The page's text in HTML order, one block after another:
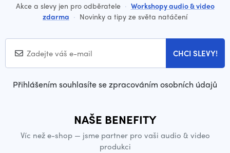
Akce a slevy jen pro odběratele · Workshopy audio & video
zdarma · Novinky a tipy ze světa natáčení
CHCI SLEVY!
Přihlášením souhlasíte se zpracováním osobních údajů
NAŠE BENEFITY
Víc než e-shop — jsme partner pro vaši audio & video
produkci